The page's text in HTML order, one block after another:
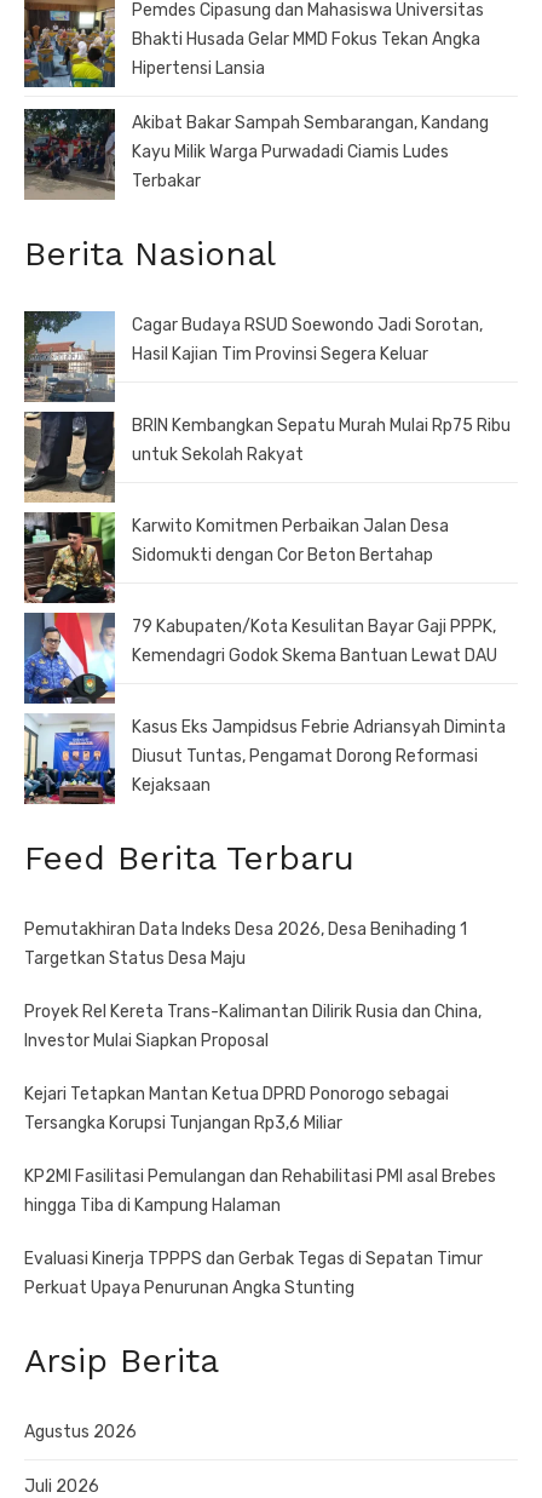
Pemdes Cipasung dan Mahasiswa Universitas
Bhakti Husada Gelar MMD Fokus Tekan Angka
Hipertensi Lansia
Akibat Bakar Sampah Sembarangan, Kandang
Kayu Milik Warga Purwadadi Ciamis Ludes
Terbakar
Berita Nasional
Cagar Budaya RSUD Soewondo Jadi Sorotan,
Hasil Kajian Tim Provinsi Segera Keluar
BRIN Kembangkan Sepatu Murah Mulai Rp75 Ribu
untuk Sekolah Rakyat
Karwito Komitmen Perbaikan Jalan Desa
Sidomukti dengan Cor Beton Bertahap
79 Kabupaten/Kota Kesulitan Bayar Gaji PPPK,
Kemendagri Godok Skema Bantuan Lewat DAU
Kasus Eks Jampidsus Febrie Adriansyah Diminta
Diusut Tuntas, Pengamat Dorong Reformasi
Kejaksaan
Feed Berita Terbaru
Pemutakhiran Data Indeks Desa 2026, Desa Benihading 1
Targetkan Status Desa Maju
Proyek Rel Kereta Trans-Kalimantan Dilirik Rusia dan China,
Investor Mulai Siapkan Proposal
Kejari Tetapkan Mantan Ketua DPRD Ponorogo sebagai
Tersangka Korupsi Tunjangan Rp3,6 Miliar
KP2MI Fasilitasi Pemulangan dan Rehabilitasi PMI asal Brebes
hingga Tiba di Kampung Halaman
Evaluasi Kinerja TPPPS dan Gerbak Tegas di Sepatan Timur
Perkuat Upaya Penurunan Angka Stunting
Arsip Berita
Agustus 2026
Juli 2026